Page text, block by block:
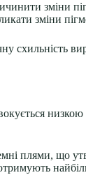
зміни
зміни
схильність
плями, що